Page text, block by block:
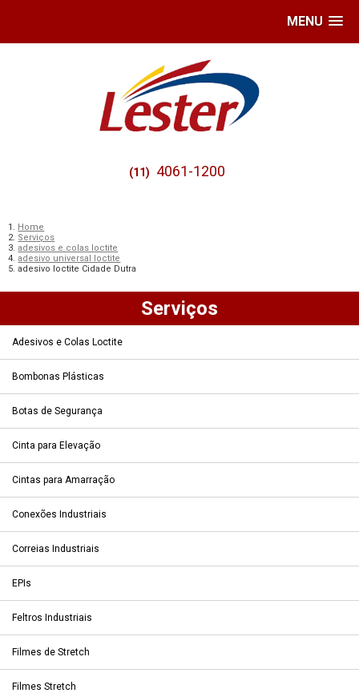
MENU
(11) 4061-1200
Home
Serviços
adesivos e colas loctite
adesivo universal loctite
adesivo loctite Cidade Dutra
Serviços
Adesivos e Colas Loctite
Bombonas Plásticas
Botas de Segurança
Cinta para Elevação
Cintas para Amarração
Conexões Industriais
Correias Industriais
EPIs
Feltros Industriais
Filmes de Stretch
Filmes Stretch